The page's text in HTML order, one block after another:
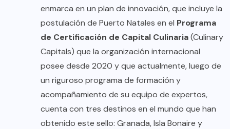
enmarca en un plan de innovación, que incluye la
postulación de Puerto Natales en el Programa
de Certificación de Capital Culinaria(Culinary
Capitals) que la organización internacional
posee desde 2020 y que actualmente, luego de
un riguroso programa de formación y
acompañamiento de su equipo de expertos,
cuenta con tres destinos en el mundo que han
obtenido este sello: Granada, Isla Bonaire y